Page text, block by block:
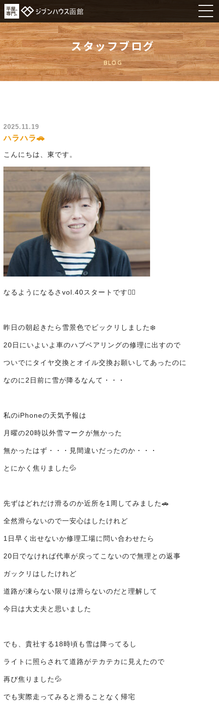
スタッフブログ
BLOG
2025.11.19
ハラハラ🚗
こんにちは、東です。
なるようになるさvol.40スタートです✌🏻
昨日の朝起きたら雪景色でビックリしました❄️
20日にいよいよ車のハブベアリングの修理に出すので
ついでにタイヤ交換とオイル交換お願いしてあったのに
なのに2日前に雪が降るなんて・・・
私のiPhoneの天気予報は
月曜の20時以外雪マークが無かった
無かったはず・・・見間違いだったのか・・・
とにかく焦りました💦
先ずはどれだけ滑るのか近所を1周してみました🚗
全然滑らないので一安心はしたけれど
1日早く出せないか修理工場に問い合わせたら
20日でなければ代車が戻ってこないので無理との返事
ガックリはしたけれど
道路が凍らない限りは滑らないのだと理解して
今日は大丈夫と思いました
でも、貴社する18時頃も雪は降ってるし
ライトに照らされて道路がテカテカに見えたので
再び焦りました💦
でも実際走ってみると滑ることなく帰宅